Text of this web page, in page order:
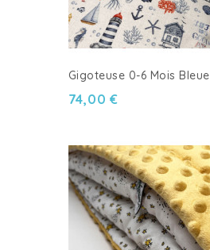
Gigoteuse 0-6 Mois Bleue
74,00 €